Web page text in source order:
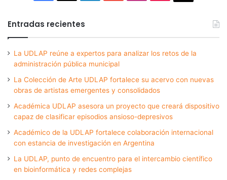
Entradas recientes
La UDLAP reúne a expertos para analizar los retos de la
administración pública municipal
La Colección de Arte UDLAP fortalece su acervo con nuevas
obras de artistas emergentes y consolidados
Académica UDLAP asesora un proyecto que creará dispositivo
capaz de clasificar episodios ansioso-depresivos
Académico de la UDLAP fortalece colaboración internacional
con estancia de investigación en Argentina
La UDLAP, punto de encuentro para el intercambio científico
en bioinformática y redes complejas